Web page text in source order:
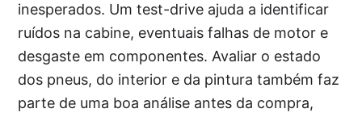
inesperados. Um test-drive ajuda a identificar
ruídos na cabine, eventuais falhas de motor e
desgaste em componentes. Avaliar o estado
dos pneus, do interior e da pintura também faz
parte de uma boa análise antes da compra,